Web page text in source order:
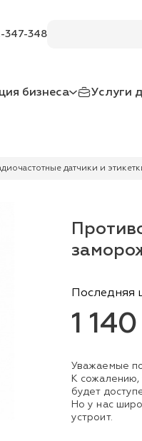
347-348
бизнеса Услуги
датчики и
Последняя
1
Уважаемые
К сожалению,
будет
Но у нас
устроит.